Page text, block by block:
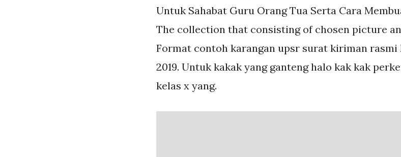
Untuk Sahabat Guru Orang Tua Serta Cara
The collection that consisting of chosen picture
Format contoh karangan upsr surat kiriman rasmi
2019. Untuk kakak yang ganteng halo kak kak
kelas x yang.